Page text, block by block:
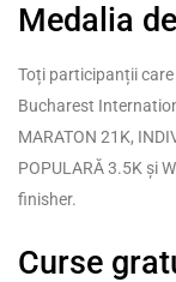
Medalia
Toți participanții care
Bucharest
MARATON 21K,
POPULARĂ 3.5K și
finisher.
Curse